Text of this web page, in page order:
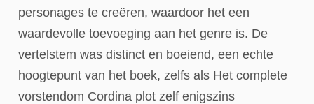
personages te creëren, waardoor het een
waardevolle toevoeging aan het genre is. De
vertelstem was distinct en boeiend, een echte
hoogtepunt van het boek, zelfs als Het complete
vorstendom Cordina plot zelf enigszins